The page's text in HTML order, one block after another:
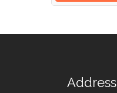
Address